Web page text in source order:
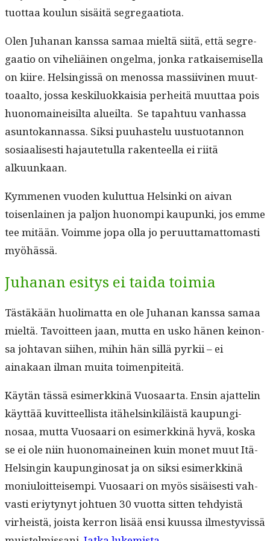
tuot­taa koulun sisäitä segregaatiota.
Olen Juhanan kanssa samaa mieltä siitä, että seg­re­
gaa­tio on vihe­liäi­nen ongel­ma, jon­ka ratkaisemisel­la
on kiire. Helsingis­sä on menos­sa mas­si­ivi­nen muut­
toaal­to, jos­sa keskilu­okkaisia per­heitä muut­taa pois
huono­maineisil­ta alueil­ta. Se tapah­tuu van­has­sa
asun­tokan­nas­sa. Sik­si puuhastelu uus­tuotan­non
sosi­aalis­es­ti hajaute­tul­la rak­en­teel­la ei riitä
alkuunkaan.
Kymme­nen vuo­den kulut­tua Helsin­ki on aivan
toisen­lainen ja paljon huonom­pi kaupun­ki, jos emme
tee mitään. Voimme jopa olla jo peru­ut­ta­mat­tomasti
myöhässä.
Juhanan esitys ei taida toimia
Tästäkään huoli­mat­ta en ole Juhanan kanssa samaa
mieltä. Tavoit­teen jaan, mut­ta en usko hänen keinon­
sa johta­van siihen, mihin hän sil­lä pyrkii – ei
ainakaan ilman mui­ta toimenpiteitä.
Käytän tässä esimerkkinä Vuosaar­ta. Ensin ajat­telin
käyt­tää kuvit­teel­lista itähelsinkiläistä kaupungi­
nosaa, mut­ta Vuosaari on esimerkkinä hyvä, kos­ka
se ei ole niin huono­maineinen kuin mon­et muut Itä-
Helsin­gin kaupungi­nosat ja on sik­si esimerkkinä
moni­u­loit­teisem­pi. Vuosaari on myös sisäis­es­ti vah­
vasti eriy­tynyt johtuen 30 vuot­ta sit­ten tehdy­istä
virheistä, joista ker­ron lisää ensi kuus­sa ilmestyvis­sä